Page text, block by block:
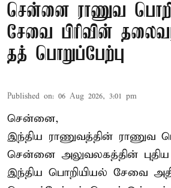
சென்னை ராணுவ
சேவை பிரிவின்
தத் பொறுப்பேற்பு
Published on: 06 Aug 2026, 3:01 pm
சென்னை,
இந்திய ராணுவத்தின் ராணுவ
சென்னை அலுவலகத்தின்
இந்திய பொறியியல் சேவை